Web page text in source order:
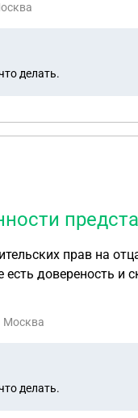
делать.
прав на
довереность и
Москва
делать.